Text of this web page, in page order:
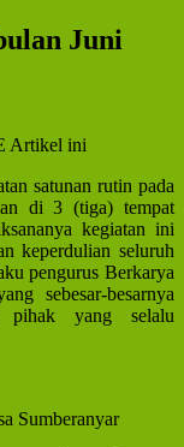
Juni
Artikel ini
satunan rutin pada
di 3 (tiga) tempat
kegiatan ini
keperdulian seluruh
pengurus Berkarya
sebesar-besarnya
pihak yang selalu
Sumberanyar